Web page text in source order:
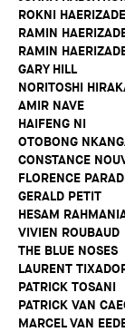
ROKNI
RAMIN
RAMIN
GARY HILL
NORITOSHI
AMIR NAVE
HAIFENG NI
OTOBONG
CONSTANCE
FLORENCE
GERALD PETIT
HESAM
VIVIEN ROUBAUD
THE BLUE NOSES
LAURENT
PATRICK TOSANI
PATRICK VAN
MARCEL VAN